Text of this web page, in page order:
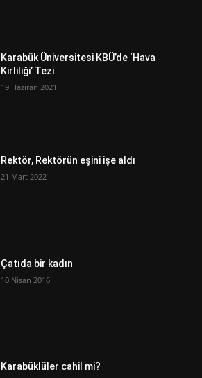
Karabük Üniversitesi KBÜ’de ‘Hava
Kirliliği’ Tezi
19 Haziran 2021
Rektör, Rektörün eşini işe aldı
21 Mart 2022
Çatıda bir kadın
10 Nisan 2016
Karabüklüler cahil mi?